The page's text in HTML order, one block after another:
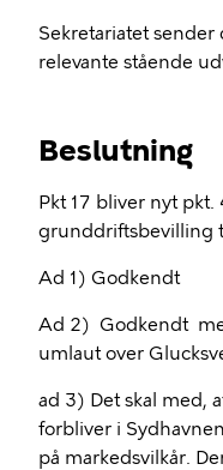
Sekretariatet
relevante stående
Beslutning
Pkt 17 bliver nyt
grunddriftsbevilling
Ad 1) Godkendt
Ad 2) Godkendt
umlaut over
ad 3) Det skal med,
forbliver i
på markedsvilkår.